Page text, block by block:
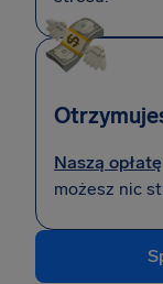
Naszą opłatę
możesz nic